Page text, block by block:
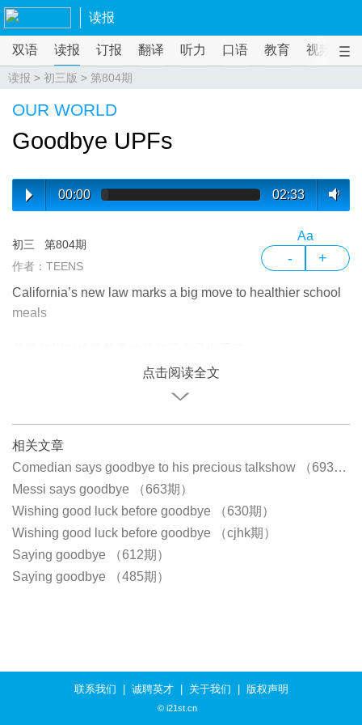
读报
双语 读报 订报 翻译 听力 口语 教育 视频
读报 > 初三版 > 第804期
OUR WORLD
Goodbye UPFs
00:00 02:33
初三
第804期
作者：TEENS
Aa
- +
California’s new law marks a big move to healthier school
meals
点击阅读全文
相关文章
Comedian says goodbye to his precious talkshow （693期）
Messi says goodbye （663期）
Wishing good luck before goodbye （630期）
Wishing good luck before goodbye （cjhk期）
Saying goodbye （612期）
Saying goodbye （485期）
联系我们 诚聘英才| 关于我们 版权声明
© i21st.cn